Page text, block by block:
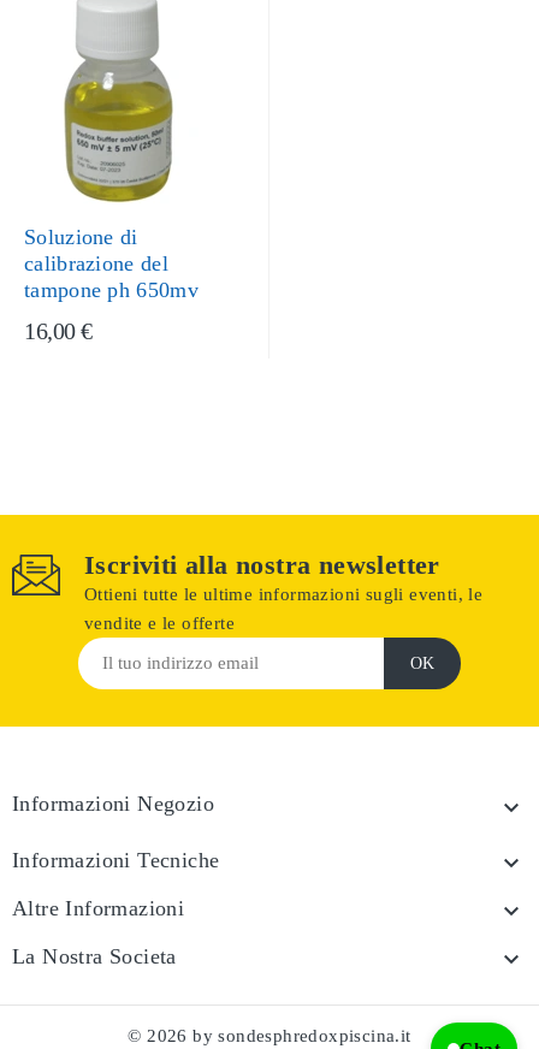
Soluzione di
calibrazione del
tampone ph 650mv
16,00 €
Iscriviti alla nostra newsletter
Ottieni tutte le ultime informazioni sugli eventi, le
vendite e le offerte
Informazioni Negozio 
Informazioni Tecniche 
Altre Informazioni 
La Nostra Societa 
© 2026 by sondesphredoxpiscina.it